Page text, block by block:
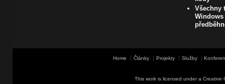
Všechny
Windows
Home Články Projekty Služby
This work is licensed under a Creative